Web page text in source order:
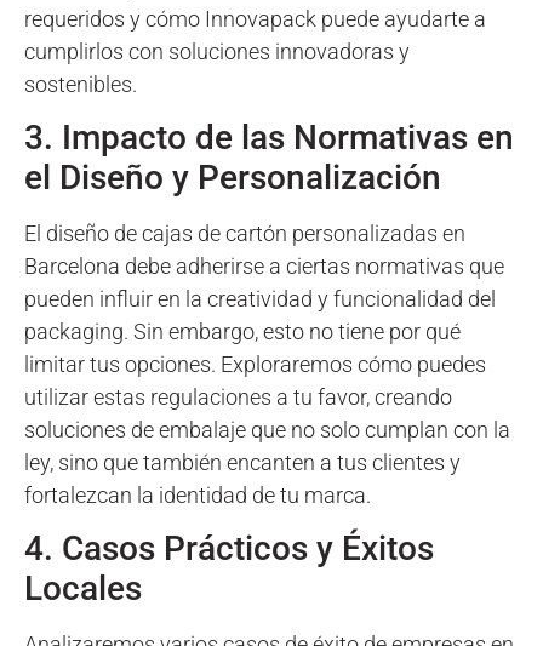
requeridos y cómo Innovapack puede ayudarte a
cumplirlos con soluciones innovadoras y
sostenibles.
3. Impacto de las Normativas en
el Diseño y Personalización
El diseño de cajas de cartón personalizadas en
Barcelona debe adherirse a ciertas normativas que
pueden influir en la creatividad y funcionalidad del
packaging. Sin embargo, esto no tiene por qué
limitar tus opciones. Exploraremos cómo puedes
utilizar estas regulaciones a tu favor, creando
soluciones de embalaje que no solo cumplan con la
ley, sino que también encanten a tus clientes y
fortalezcan la identidad de tu marca.
4. Casos Prácticos y Éxitos
Locales